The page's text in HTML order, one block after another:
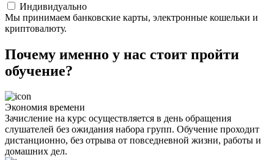
Индивидуально
Мы принимаем банковские карты, электронные кошельки и
криптовалюту.
Почему именно у нас стоит пройти
обучение?
Экономия времени
Зачисление на курс осуществляется в день обращения
слушателей без ожидания набора групп. Обучение проходит
дистанционно, без отрыва от повседневной жизни, работы и
домашних дел.